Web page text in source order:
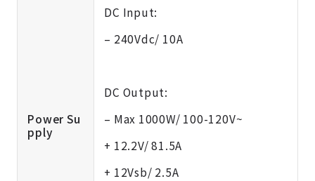
Power Su
pply
DC Input:
– 240Vdc/ 10A
DC Output:
– Max 1000W/ 100-120V~
+ 12.2V/ 81.5A
+ 12Vsb/ 2.5A